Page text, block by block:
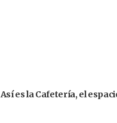
Así es la Cafetería, el